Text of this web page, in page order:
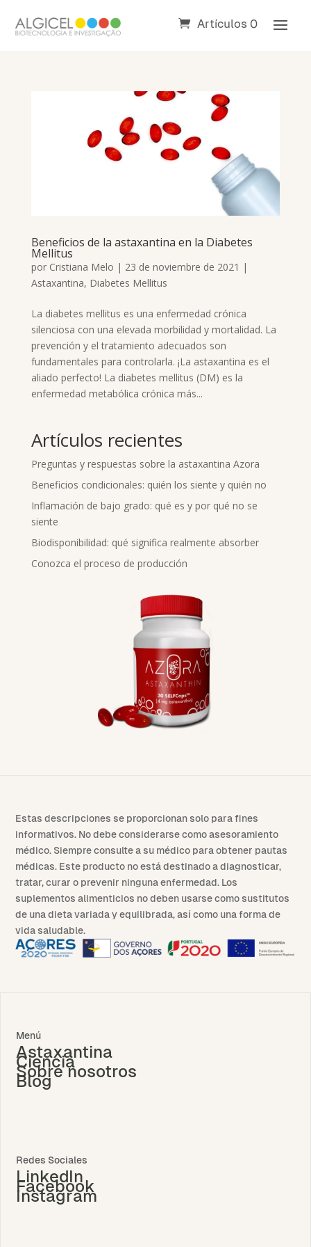
Artículos 0
Beneficios de la astaxantina en la Diabetes
Mellitus
por Cristiana Melo | 23 de noviembre de 2021 |
Astaxantina, Diabetes Mellitus
La diabetes mellitus es una enfermedad crónica
silenciosa con una elevada morbilidad y mortalidad. La
prevención y el tratamiento adecuados son
fundamentales para controlarla. ¡La astaxantina es el
aliado perfecto! La diabetes mellitus (DM) es la
enfermedad metabólica crónica más...
Artículos recientes
Preguntas y respuestas sobre la astaxantina Azora
Beneficios condicionales: quién los siente y quién no
Inflamación de bajo grado: qué es y por qué no se
siente
Biodisponibilidad: qué significa realmente absorber
Conozca el proceso de producción
Estas descripciones se proporcionan solo para fines
informativos. No debe considerarse como asesoramiento
médico. Siempre consulte a su médico para obtener pautas
médicas. Este producto no está destinado a diagnosticar,
tratar, curar o prevenir ninguna enfermedad. Los
suplementos alimenticios no deben usarse como sustitutos
de una dieta variada y equilibrada, así como una forma de
vida saludable.
Menú
Astaxantina
Ciencia
Sobre nosotros
Blog
Redes Sociales
LinkedIn
Facebook
Instagram